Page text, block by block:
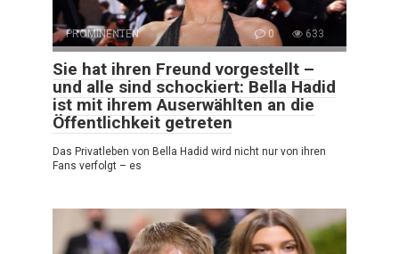
PROMINENTEN 0 633
Sie hat ihren Freund vorgestellt –
und alle sind schockiert: Bella Hadid
ist mit ihrem Auserwählten an die
Öffentlichkeit getreten
Das Privatleben von Bella Hadid wird nicht nur von ihren
Fans verfolgt – es